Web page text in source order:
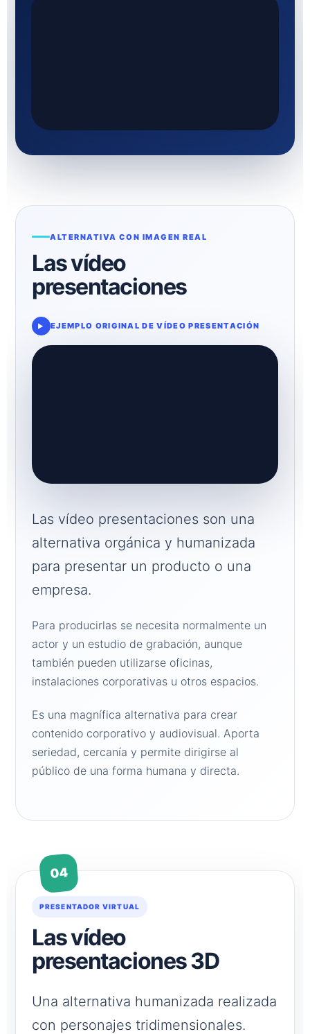
ALTERNATIVA CON IMAGEN REAL
Las vídeo
presentaciones
EJEMPLO ORIGINAL DE VÍDEO PRESENTACIÓN
Las vídeo presentaciones son una
alternativa orgánica y humanizada
para presentar un producto o una
empresa.
Para producirlas se necesita normalmente un
actor y un estudio de grabación, aunque
también pueden utilizarse oficinas,
instalaciones corporativas u otros espacios.
Es una magnífica alternativa para crear
contenido corporativo y audiovisual. Aporta
seriedad, cercanía y permite dirigirse al
público de una forma humana y directa.
04
PRESENTADOR VIRTUAL
Las vídeo
presentaciones 3D
Una alternativa humanizada realizada
con personajes tridimensionales.